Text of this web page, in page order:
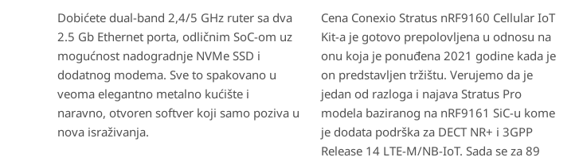
9.1
Dobićete dual-band 2,4/5 GHz ruter sa dva
2.5 Gb Ethernet porta, odličnim SoC-om uz
mogućnost nadogradnje NVMe SSD i
dodatnog modema. Sve to spakovano u
veoma elegantno metalno kućište i
naravno, otvoren softver koji samo poziva u
nova israživanja.
7.8
Cena Conexio Stratus nRF9160 Cellular IoT
Kit-a je gotovo prepolovljena u odnosu na
onu koja je ponuđena 2021 godine kada je
on predstavljen tržištu. Verujemo da je
jedan od razloga i najava Stratus Pro
modela baziranog na nRF9161 SiC-u kome
je dodata podrška za DECT NR+ i 3GPP
Release 14 LTE-M/NB-IoT. Sada se za 89